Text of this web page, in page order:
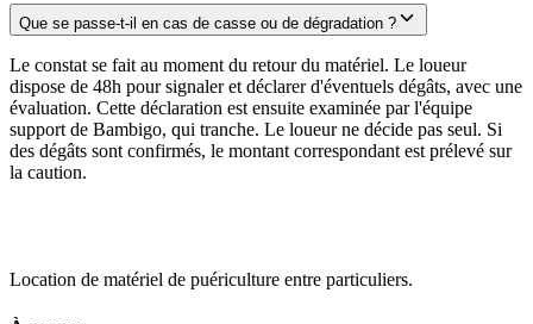
Que se passe-t-il en cas de casse ou de dégradation ?
Le constat se fait au moment du retour du matériel. Le loueur
dispose de 48h pour signaler et déclarer d'éventuels dégâts, avec une
évaluation. Cette déclaration est ensuite examinée par l'équipe
support de Bambigo, qui tranche. Le loueur ne décide pas seul. Si
des dégâts sont confirmés, le montant correspondant est prélevé sur
la caution.
Location de matériel de puériculture entre particuliers.